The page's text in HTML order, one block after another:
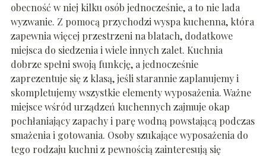
obecność w niej kilku osób jednocześnie, a to nie lada
wyzwanie. Z pomocą przychodzi wyspa kuchenna, która
zapewnia więcej przestrzeni na blatach, dodatkowe
miejsca do siedzenia i wiele innych zalet. Kuchnia
dobrze spełni swoją funkcję, a jednocześnie
zaprezentuje się z klasą, jeśli starannie zaplanujemy i
skompletujemy wszystkie elementy wyposażenia. Ważne
miejsce wśród urządzeń kuchennych zajmuje okap
pochłaniający zapachy i parę wodną powstającą podczas
smażenia i gotowania. Osoby szukające wyposażenia do
tego rodzaju kuchni z pewnością zainteresują się